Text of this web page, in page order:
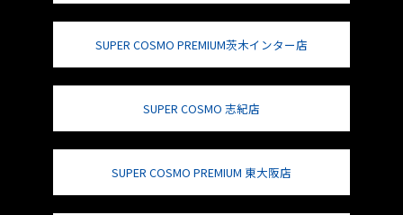
SUPER COSMO PREMIUM茨木インター店
SUPER COSMO 志紀店
SUPER COSMO PREMIUM 東大阪店